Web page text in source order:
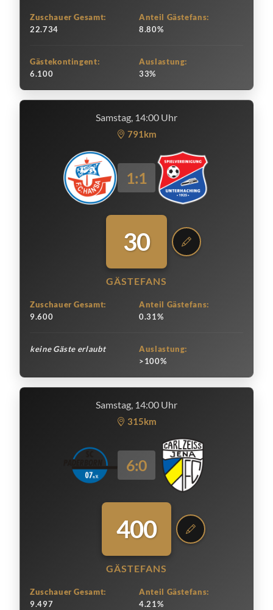
Zuschauer Gesamt:
22.734
Anteil Gästefans:
8.80%
Gästekontingent:
6.100
Auslastung:
33%
Samstag, 14:00 Uhr
791km
1:1
30
GÄSTEFANS
Zuschauer Gesamt:
9.600
Anteil Gästefans:
0.31%
keine Gäste erlaubt
Auslastung:
>100%
Samstag, 14:00 Uhr
315km
6:0
400
GÄSTEFANS
Zuschauer Gesamt:
9.497
Anteil Gästefans:
4.21%